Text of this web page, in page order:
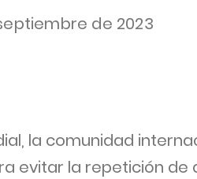
de 2023
la comunidad
evitar la repetición de